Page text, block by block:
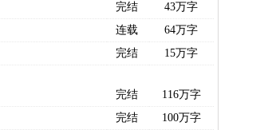
完结
43万字
连载
64万字
完结 15万字
完结
116万字
完结
100万字